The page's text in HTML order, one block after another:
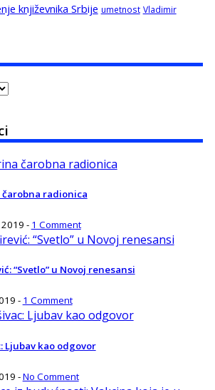
književnika Srbije umetnost Vladimir
radionica
- 1 Comment
“Svetlo” u Novoj renesansi
- 1 Comment
Ljubav kao odgovor
-No Comment